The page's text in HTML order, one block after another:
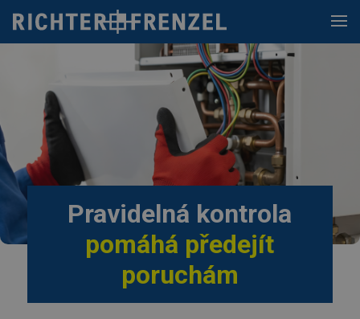
content
Pravidelná kontrola
pomáhá předejít
poruchám